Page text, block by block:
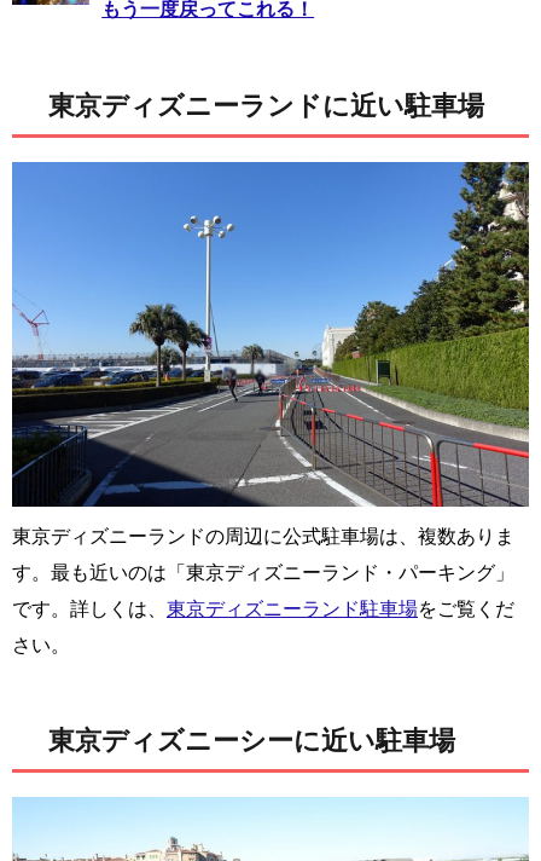
もう一度戻ってこれる！
東京ディズニーランドに近い駐車場
東京ディズニーランドの周辺に公式駐車場は、複数ありま
す。最も近いのは「東京ディズニーランド・パーキング」
です。詳しくは、 東京ディズニーランド駐車場をご覧くだ
さい。
東京ディズニーシーに近い駐車場